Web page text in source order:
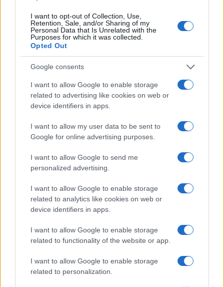
I want to opt-out of Collection, Use,
Retention, Sale, and/or Sharing of my
Personal Data that Is Unrelated with the
Purposes for which it was collected.
Opted Out
Google consents
I want to allow Google to enable storage
related to advertising like cookies on web or
device identifiers in apps.
I want to allow my user data to be sent to
Google for online advertising purposes.
I want to allow Google to send me
personalized advertising.
I want to allow Google to enable storage
related to analytics like cookies on web or
device identifiers in apps.
I want to allow Google to enable storage
related to functionality of the website or app.
I want to allow Google to enable storage
related to personalization.
comprende esigenze e necessità di vario genere:
Sussistenza (Cibo)
Utenze (Acqua, Gas, Luce, Abbonamenti Tv,
Internet, Telefonia)
Eventuali spese per sostentamento figli (per i
single tale voce confluisce inRisparmio
Risparmio ed imprevisti
Superfluo, svago ed esigenze personali
Meglio ancora se si avesse la possibilità di
destinare, almeno ai primi due gruppi, gli importi
totali per coprire un intero anno, o almeno un
trimestre, calcolando i consumi medi mensili
(arrotondati per eccesso) per le utenze e per il
cibo, in modo da non avere il famigeratostress
da bollette ed alleggerire il peso psicologico
fine mese.